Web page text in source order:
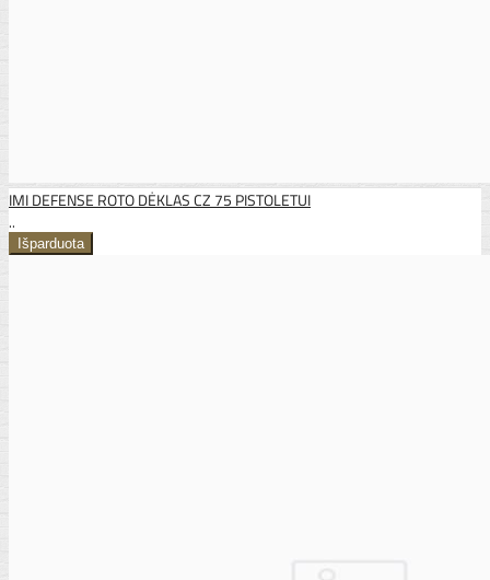
IMI DEFENSE ROTO DĖKLAS CZ 75 PISTOLETUI
..